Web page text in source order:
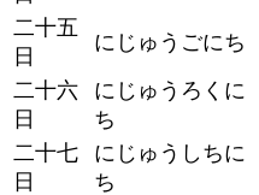
二十五
日
にじゅうごにち
二十六
日
にじゅうろくに
ち
二十七
日
にじゅうしちに
ち